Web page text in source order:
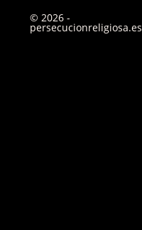
© 2026 -
persecucionreligiosa.es